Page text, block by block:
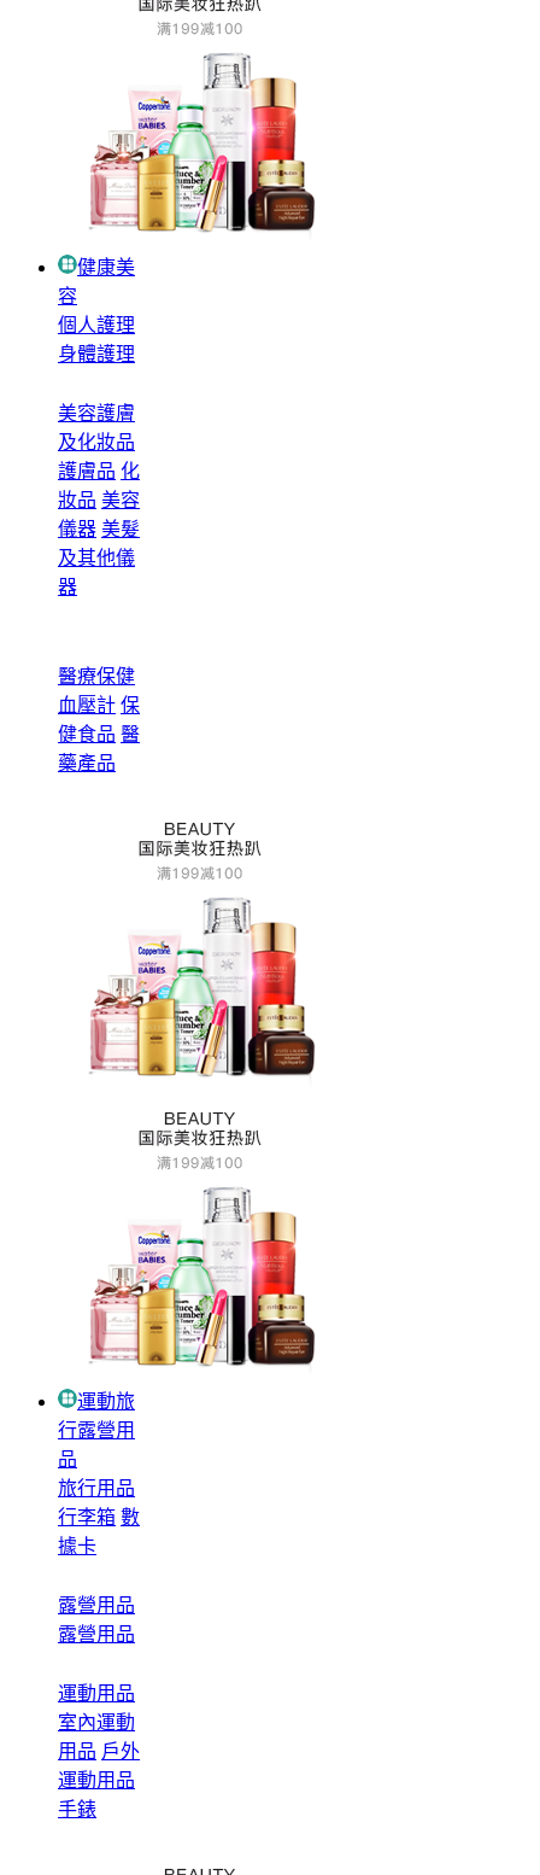
健康美
容
個人護理
身體護理
美容護膚
及化妝品
護膚品 化
妝品 美容
儀器 美髮
及其他儀
器
醫療保健
血壓計 保
健食品 醫
藥產品
運動旅
行露營用
品
旅行用品
行李箱 數
據卡
露營用品
露營用品
運動用品
室內運動
用品 戶外
運動用品
手錶